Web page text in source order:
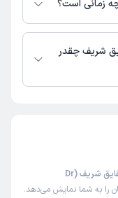
زمانی است؟
مشخص می‌شود.
شریف چقدر
این صفحه مثل سایت نوبت‌دهی اینترنتی دکتر شقایق شریف (Dr
را به شما نمایش می‌دهد.